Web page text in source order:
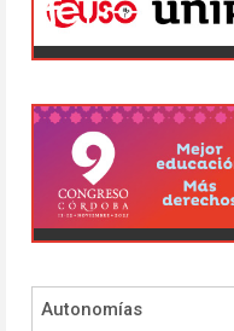
Autonomías